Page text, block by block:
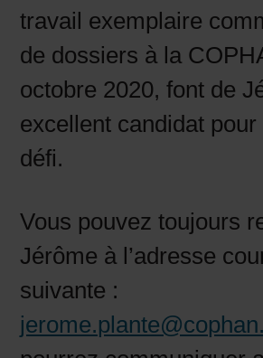
travail exemplaire
de dossiers à la
octobre 2020, font de
excellent candidat
défi.
Vous pouvez toujours
Jérôme à l’adresse
suivante :